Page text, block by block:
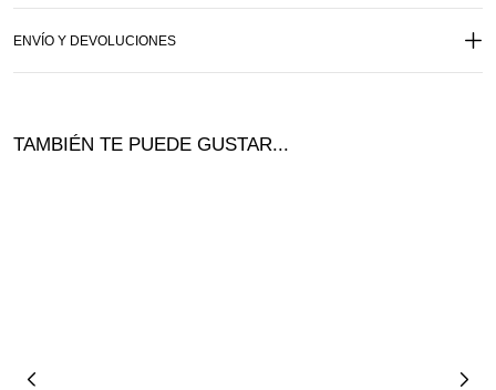
ENVÍO Y DEVOLUCIONES
TAMBIÉN TE PUEDE GUSTAR...